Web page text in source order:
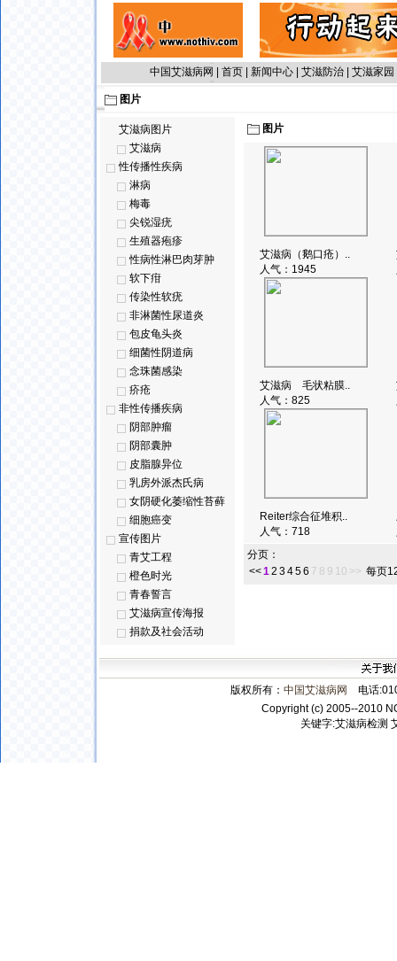
中国艾滋病网 首页 新闻中心 艾滋防治 艾滋家园
图片
艾滋病图片
艾滋病
性传播性疾病
淋病
梅毒
尖锐湿疣
生殖器疱疹
性病性淋巴肉芽肿
软下疳
传染性软疣
非淋菌性尿道炎
包皮龟头炎
细菌性阴道病
念珠菌感染
疥疮
非性传播疾病
阴部肿瘤
阴部囊肿
皮脂腺异位
乳房外派杰氏病
女阴硬化萎缩性苔藓
细胞癌变
宣传图片
青艾工程
橙色时光
青春誓言
艾滋病宣传海报
捐款及社会活动
图片
艾滋病（鹅口疮）..
人气： 1945
艾滋病 毛状粘膜..
人气： 825
Reiter综合征堆积..
人气： 718
分页：
<<12 3 456 7 8 9 10 >> 每页
版权所有： 中国艾滋病网
电话
Copyright (c) 2005--2010
关键字:艾滋病检测